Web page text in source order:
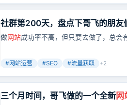
社群第200天，盘点下哥飞的朋友
做网站成功率不高，但只要去做了，总会
#网站运营 #SEO #流量获取 +2
三个月时间，哥飞做的一个全新网